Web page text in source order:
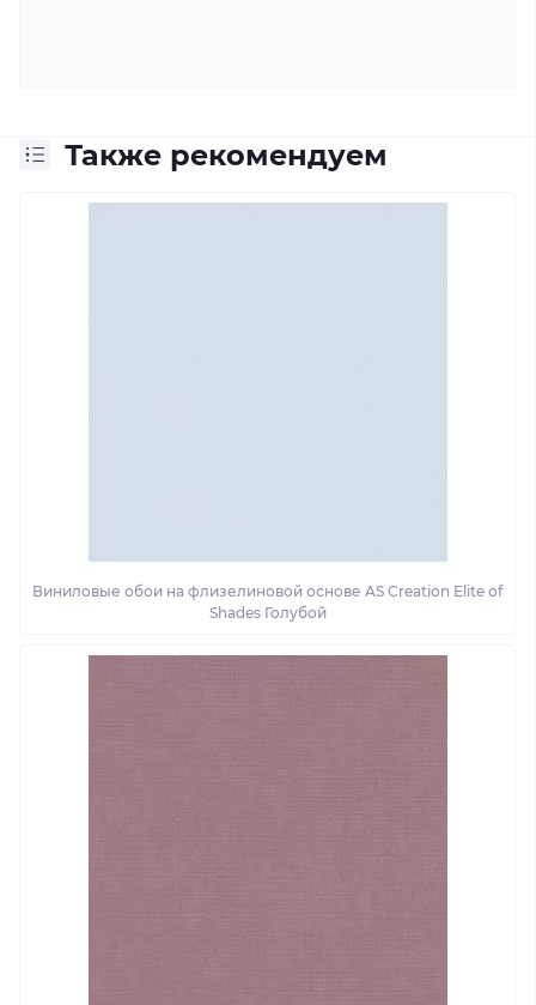
Также рекомендуем
Виниловые обои на флизелиновой основе AS Creation Elite of
Shades Голубой